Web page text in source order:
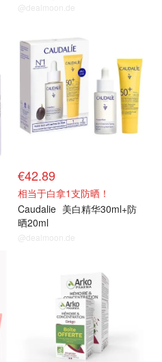
@dealmoon.de
€42.89
相当于白拿1支防晒！
Caudalie 美白精华30ml+防
晒20ml
@dealmoon.de